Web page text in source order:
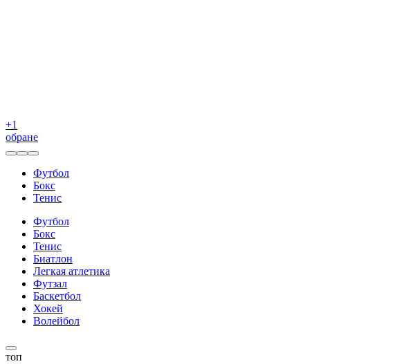
+1
обране
Футбол
Бокс
Тенис
Футбол
Бокс
Тенис
Биатлон
Легкая атлетика
Футзал
Баскетбол
Хокей
Волейбол
топ